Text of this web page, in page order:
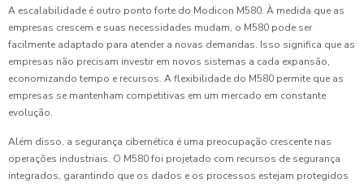
A escalabilidade é outro ponto forte do Modicon M580. À medida que as
empresas crescem e suas necessidades mudam, o M580 pode ser
facilmente adaptado para atender a novas demandas. Isso significa que as
empresas não precisam investir em novos sistemas a cada expansão,
economizando tempo e recursos. A flexibilidade do M580 permite que as
empresas se mantenham competitivas em um mercado em constante
evolução.
Além disso, a segurança cibernética é uma preocupação crescente nas
operações industriais. O M580 foi projetado com recursos de segurança
integrados, garantindo que os dados e os processos estejam protegidos